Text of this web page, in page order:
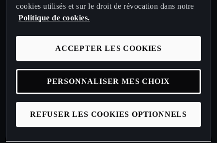
Demander un essai routier
Demander une offre
Configurez votre CUPRA
cookies utilisés et sur le droit de révocation dans notre
Politique de cookies.
REFUSER LES COOKIES OPTIONNELS
ACCEPTER LES COOKIES
PERSONNALISER MES CHOIX